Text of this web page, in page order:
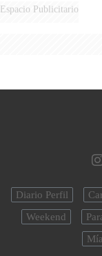
Espacio Publicitario
Diario Perfil
Weekend
Mía